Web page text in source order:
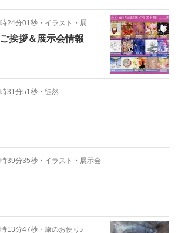
24分01秒 ・ イラスト・展示会
挨拶＆展示会情報
31分51秒 ・ 徒然
39分35秒 ・ イラスト・展示会
13分47秒 ・ 旅のお便り♪